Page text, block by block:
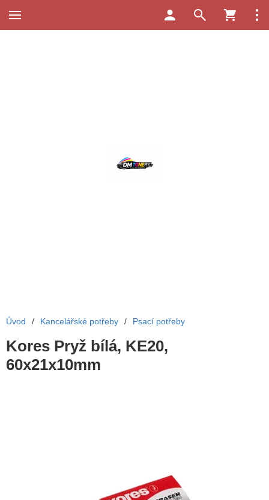
Úvod / Kancelářské potřeby / Psací potřeby
Kores Pryž bílá, KE20,
60x21x10mm